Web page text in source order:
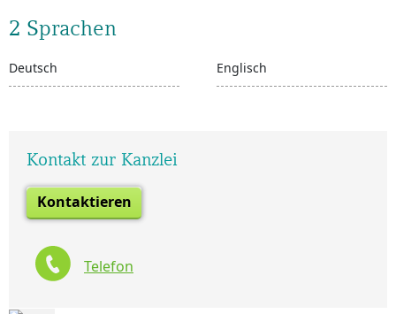
2 Sprachen
Deutsch Englisch
Kontakt zur Kanzlei
Kontaktieren
Telefon